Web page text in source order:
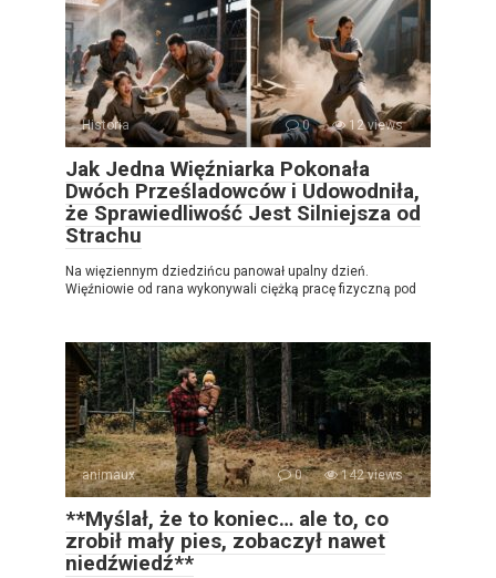
Historia 0 12 views
Jak Jedna Więźniarka Pokonała
Dwóch Prześladowców i Udowodniła,
że Sprawiedliwość Jest Silniejsza od
Strachu
Na więziennym dziedzińcu panował upalny dzień.
Więźniowie od rana wykonywali ciężką pracę fizyczną pod
animaux 0 142 views
**Myślał, że to koniec… ale to, co
zrobił mały pies, zobaczył nawet
niedźwiedź**